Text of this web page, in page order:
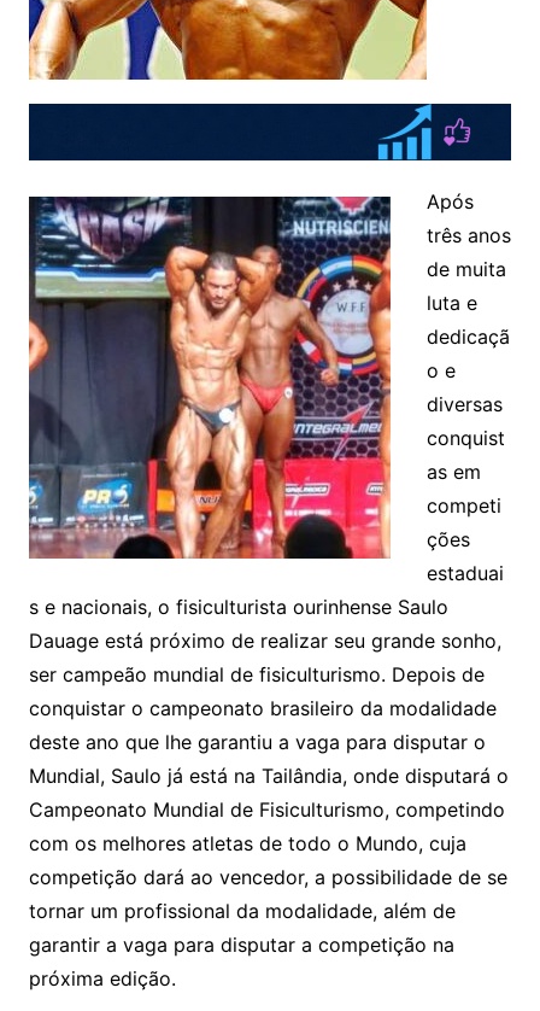
Após
três anos
de muita
luta e
dedicaçã
o e
diversas
conquist
as em
competi
ções
estaduai
s e nacionais, o fisiculturista ourinhense Saulo
Dauage está próximo de realizar seu grande sonho,
ser campeão mundial de fisiculturismo. Depois de
conquistar o campeonato brasileiro da modalidade
deste ano que lhe garantiu a vaga para disputar o
Mundial, Saulo já está na Tailândia, onde disputará o
Campeonato Mundial de Fisiculturismo, competindo
com os melhores atletas de todo o Mundo, cuja
competição dará ao vencedor, a possibilidade de se
tornar um profissional da modalidade, além de
garantir a vaga para disputar a competição na
próxima edição.